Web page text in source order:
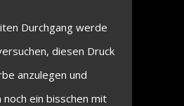
Durchgang werde
diesen Druck
anzulegen und
noch ein bisschen mit